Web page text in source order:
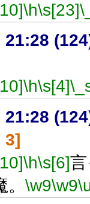
\h\s[23]
21:28
\h\s[4]
21:28
3]
\h\s[6]
\w9\w9